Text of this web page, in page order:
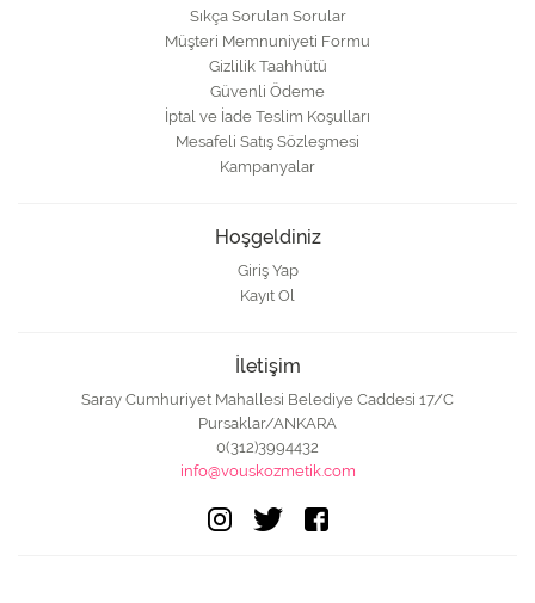
Sıkça Sorulan Sorular
Müşteri Memnuniyeti Formu
Gizlilik Taahhütü
Güvenli Ödeme
İptal ve İade Teslim Koşulları
Mesafeli Satış Sözleşmesi
Kampanyalar
Hoşgeldiniz
Giriş Yap
Kayıt Ol
İletişim
Saray Cumhuriyet Mahallesi Belediye Caddesi 17/C
Pursaklar/ANKARA
0(312)3994432
info@vouskozmetik.com